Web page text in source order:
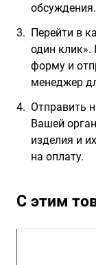
обсуждения.
Перейти в
один клик».
форму и
менеджер
Отправить
Вашей
изделия и
на оплату.
С этим